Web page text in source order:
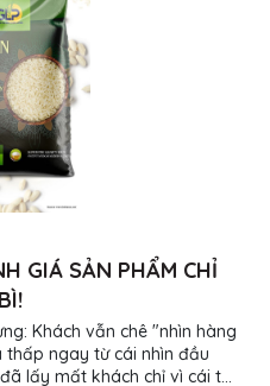
GIÁ SẢN PHẨM CHỈ
Khách vẫn chê "nhìn hàng
ngay từ cái nhìn đầu
lấy mất khách chỉ vì cái túi